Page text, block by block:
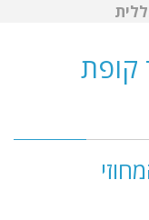
קופת